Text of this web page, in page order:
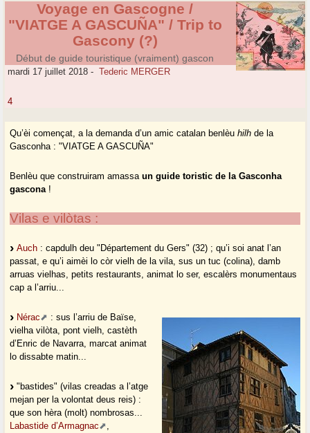
Voyage en Gascogne /
"VIATGE A GASCUÑA" / Trip to
Gascony (?)
Début de guide touristique (vraiment) gascon
mardi 17 juillet 2018 - Tederic MERGER
4
Qu’èi començat, a la demanda d’un amic catalan benlèuhilh de la
Gasconha : "VIATGE A GASCUÑA"
Benlèu que construiram amassaun guide toristic de la Gasconha
gascona!
Vilas e vilòtas :
Auch : capdulh deu "Département du Gers" (32) ; qu’i soi anat l’an
passat, e qu’i aimèi lo còr vielh de la vila, sus un tuc (colina), damb
arruas vielhas, petits restaurants, animat lo ser, escalèrs monumentaus
cap a l’arriu...
Nérac
: sus l’arriu de Baïse,
vielha vilòta, pont vielh, castèth
d’Enric de Navarra, marcat animat
lo dissabte matin...
"bastides" (vilas creadas a l’atge
mejan per la volontat deus reis) :
que son hèra (molt) nombrosas...
Labastide d’Armagnac
,